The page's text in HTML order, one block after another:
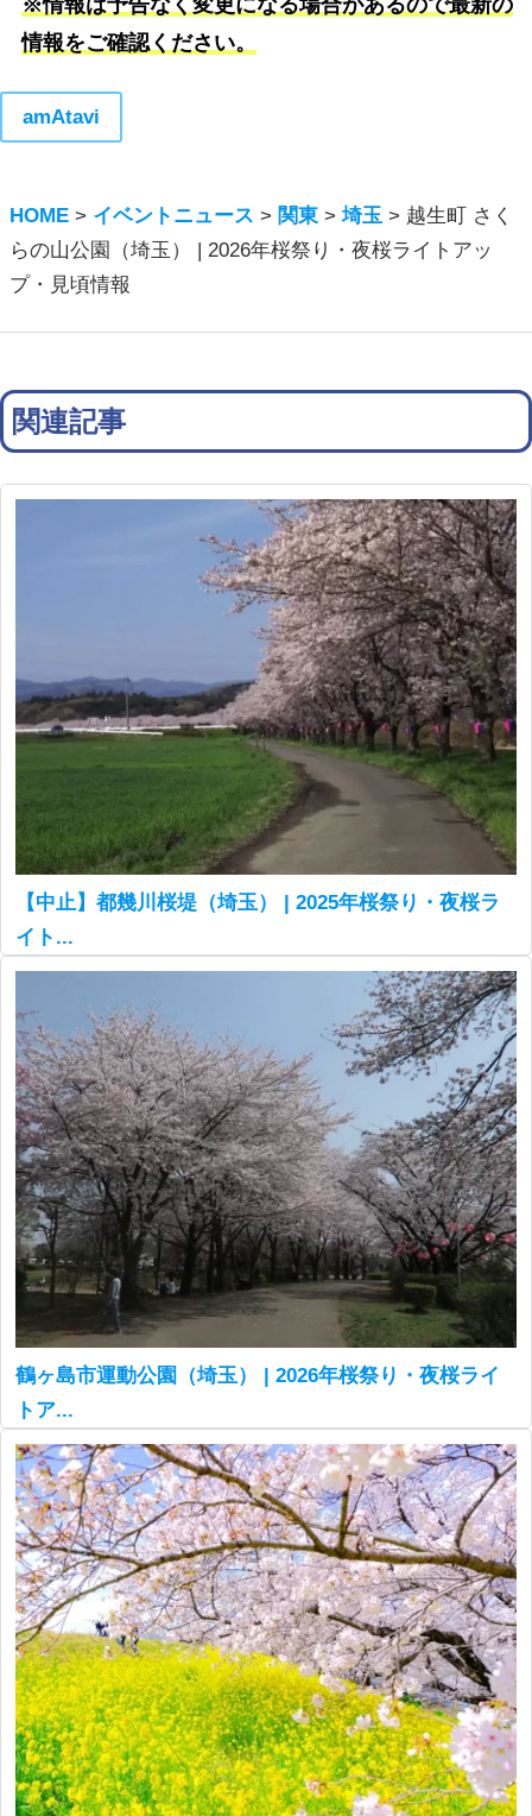
情報をご確認ください。
amAtavi
HOME > イベントニュース > 関東 >埼玉 > 越生町 さく
らの山公園（埼玉） | 2026年桜祭り・夜桜ライトアッ
プ・見頃情報
関連記事
【中止】都幾川桜堤（埼玉） | 2025年桜祭り・夜桜ラ
イト...
鶴ヶ島市運動公園（埼玉） | 2026年桜祭り・夜桜ライ
トア...